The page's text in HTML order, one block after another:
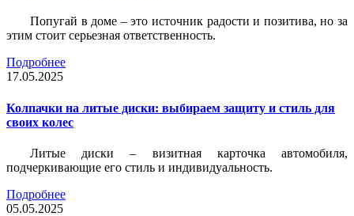
Попугай в доме – это источник радости и позитива, но за
этим стоит серьезная ответственность.
Подробнее
17.05.2025
Колпачки на литые диски: выбираем защиту и стиль для
своих колес
Литые диски – визитная карточка автомобиля,
подчеркивающие его стиль и индивидуальность.
Подробнее
05.05.2025